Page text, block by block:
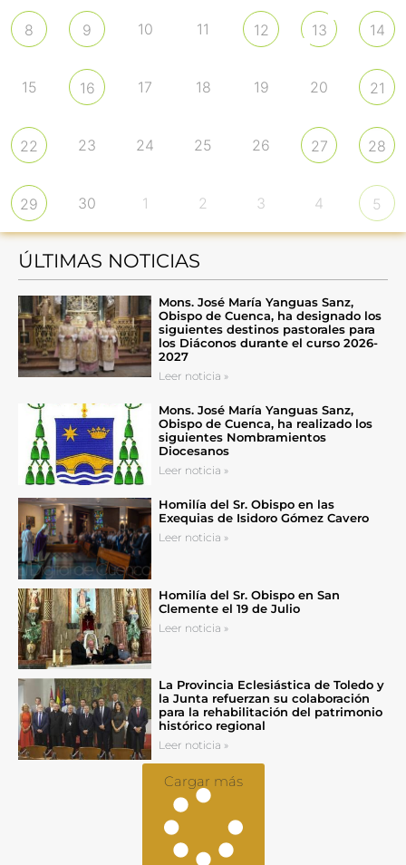
8 9 10 11 12 13 14
15 16 17 18 19 20 21
22 23 24 25 26 27 28
29 30 1 2 3 4 5
ÚLTIMAS NOTICIAS
Mons. José María Yanguas Sanz,
Obispo de Cuenca, ha designado los
siguientes destinos pastorales para
los Diáconos durante el curso 2026-
2027
Leer noticia »
Mons. José María Yanguas Sanz,
Obispo de Cuenca, ha realizado los
siguientes Nombramientos
Diocesanos
Leer noticia »
Homilía del Sr. Obispo en las
Exequias de Isidoro Gómez Cavero
Leer noticia »
Homilía del Sr. Obispo en San
Clemente el 19 de Julio
Leer noticia »
La Provincia Eclesiástica de Toledo y
la Junta refuerzan su colaboración
para la rehabilitación del patrimonio
histórico regional
Leer noticia »
Cargar más